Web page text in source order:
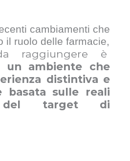
cambiamenti che
il ruolo delle farmacie,
raggiungere è
un ambiente che
distintiva e
basata sulle reali
del target di